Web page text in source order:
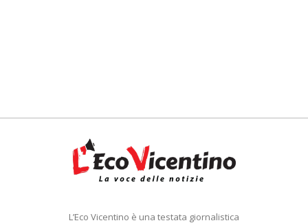
L’Eco Vicentino è una testata giornalistica